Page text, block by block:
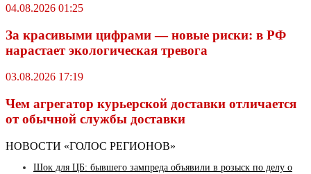
04.08.2026 01:25
За красивыми цифрами — новые риски: в РФ
нарастает экологическая тревога
03.08.2026 17:19
Чем агрегатор курьерской доставки отличается
от обычной службы доставки
НОВОСТИ «ГОЛОС РЕГИОНОВ»
Шок для ЦБ: бывшего зампреда объявили в розыск по делу о